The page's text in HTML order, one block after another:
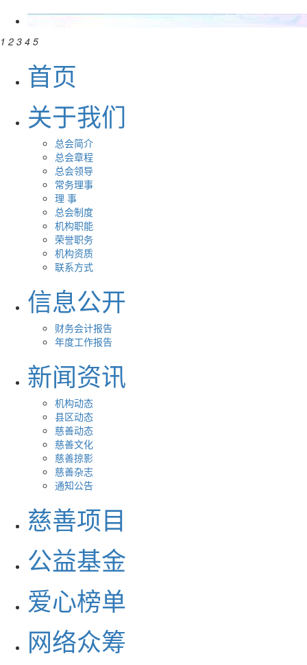
1 2 3 4 5
首页
关于我们
总会简介
总会章程
总会领导
常务理事
理 事
总会制度
机构职能
荣誉职务
机构资质
联系方式
信息公开
财务会计报告
年度工作报告
新闻资讯
机构动态
县区动态
慈善动态
慈善文化
慈善掠影
慈善杂志
通知公告
慈善项目
公益基金
爱心榜单
网络众筹